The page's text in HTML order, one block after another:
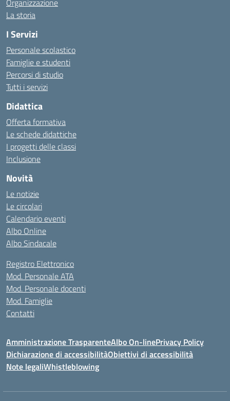
Organizzazione
La storia
I Servizi
Personale scolastico
Famiglie e studenti
Percorsi di studio
Tutti i servizi
Didattica
Offerta formativa
Le schede didattiche
I progetti delle classi
Inclusione
Novità
Le notizie
Le circolari
Calendario eventi
Albo Online
Albo Sindacale
Registro Elettronico
Mod. Personale ATA
Mod. Personale docenti
Mod. Famiglie
Contatti
Amministrazione TrasparenteAlbo On-linePrivacy Policy
Dichiarazione di accessibilitàObiettivi di accessibilità
Note legaliWhistleblowing